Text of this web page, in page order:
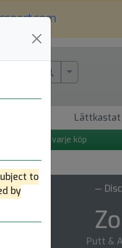
to
by
More Search..
Lättkastat
på varje köp
16 —
Putt &